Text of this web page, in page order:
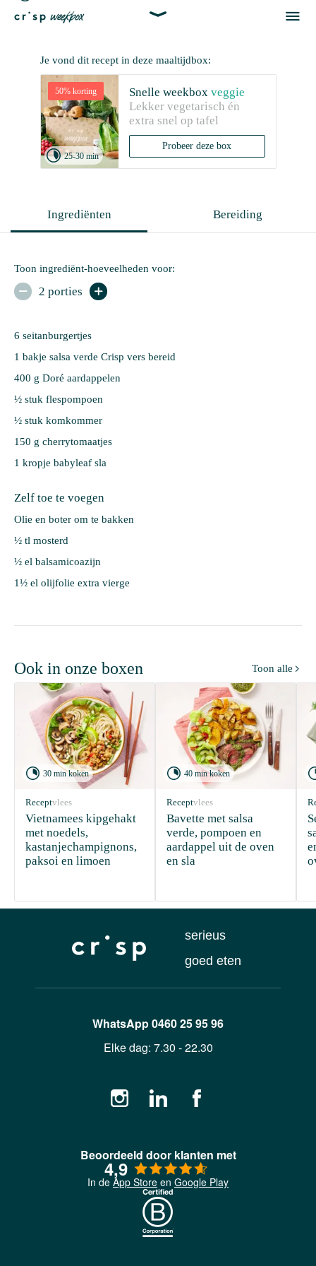


Je vond dit recept in deze maaltijdbox:
50% korting
25-30 min
Snelle weekbox veggie
Lekker vegetarisch én
extra snel op tafel
Probeer deze box
Ingrediënten Bereiding
Toon ingrediënt-hoeveelheden voor:
 2 porties 
6 seitanburgertjes
1 bakje salsa verde Crisp vers bereid
400 g Doré aardappelen
½ stuk flespompoen
½ stuk komkommer
150 g cherrytomaatjes
1 kropje babyleaf sla
Zelf toe te voegen
Olie en boter om te bakken
½ tl mosterd
½ el balsamicoazijn
1½ el olijfolie extra vierge
Ook in onze boxen Toon alle 
 30 min koken
Receptvlees
Vietnamees kipgehakt
met noedels,
kastanjechampignons,
paksoi en limoen
 40 min koken
Receptvlees
Bavette met salsa
verde, pompoen en
aardappel uit de oven
en sla
serieus
goed eten
WhatsApp0460 25 95 96
Elke dag: 7.30 - 22.30
Beoordeeld door klanten met
4,9
In de App Store en Google Play